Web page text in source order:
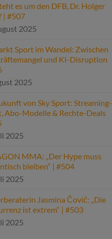
es um den DFB, Dr. Holger
| #507
2025
Sport im Wandel: Zwischen
und KI-Disruption
2025
von Sky Sport: Streaming-
Abo-Modelle & Rechte-Deals
2025
MMA: „Der Hype muss
bleiben“ | #504
2025
Jasmina Čović: „Die
ist extrem“ | #503
2025